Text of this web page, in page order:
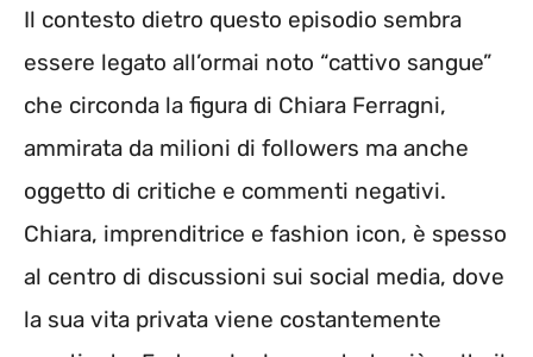
Il contesto dietro questo episodio sembra
essere legato all’ormai noto “cattivo sangue”
che circonda la figura di Chiara Ferragni,
ammirata da milioni di followers ma anche
oggetto di critiche e commenti negativi.
Chiara, imprenditrice e fashion icon, è spesso
al centro di discussioni sui social media, dove
la sua vita privata viene costantemente